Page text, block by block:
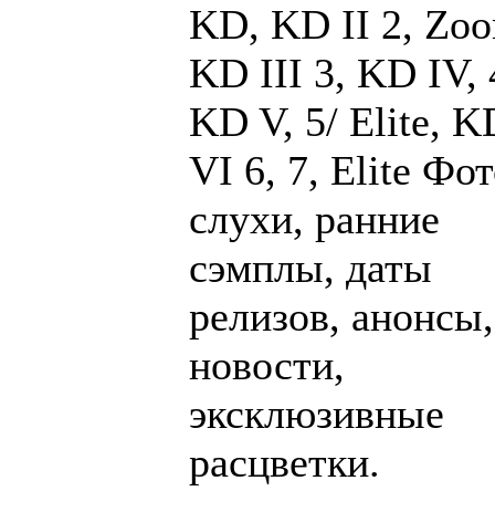
KD, KD II 2,
KD III 3, KD IV,
KD V, 5/ Elite,
VI 6, 7, Elite
слухи, ранние
сэмплы, даты
релизов, анонсы,
новости,
эксклюзивные
расцветки.